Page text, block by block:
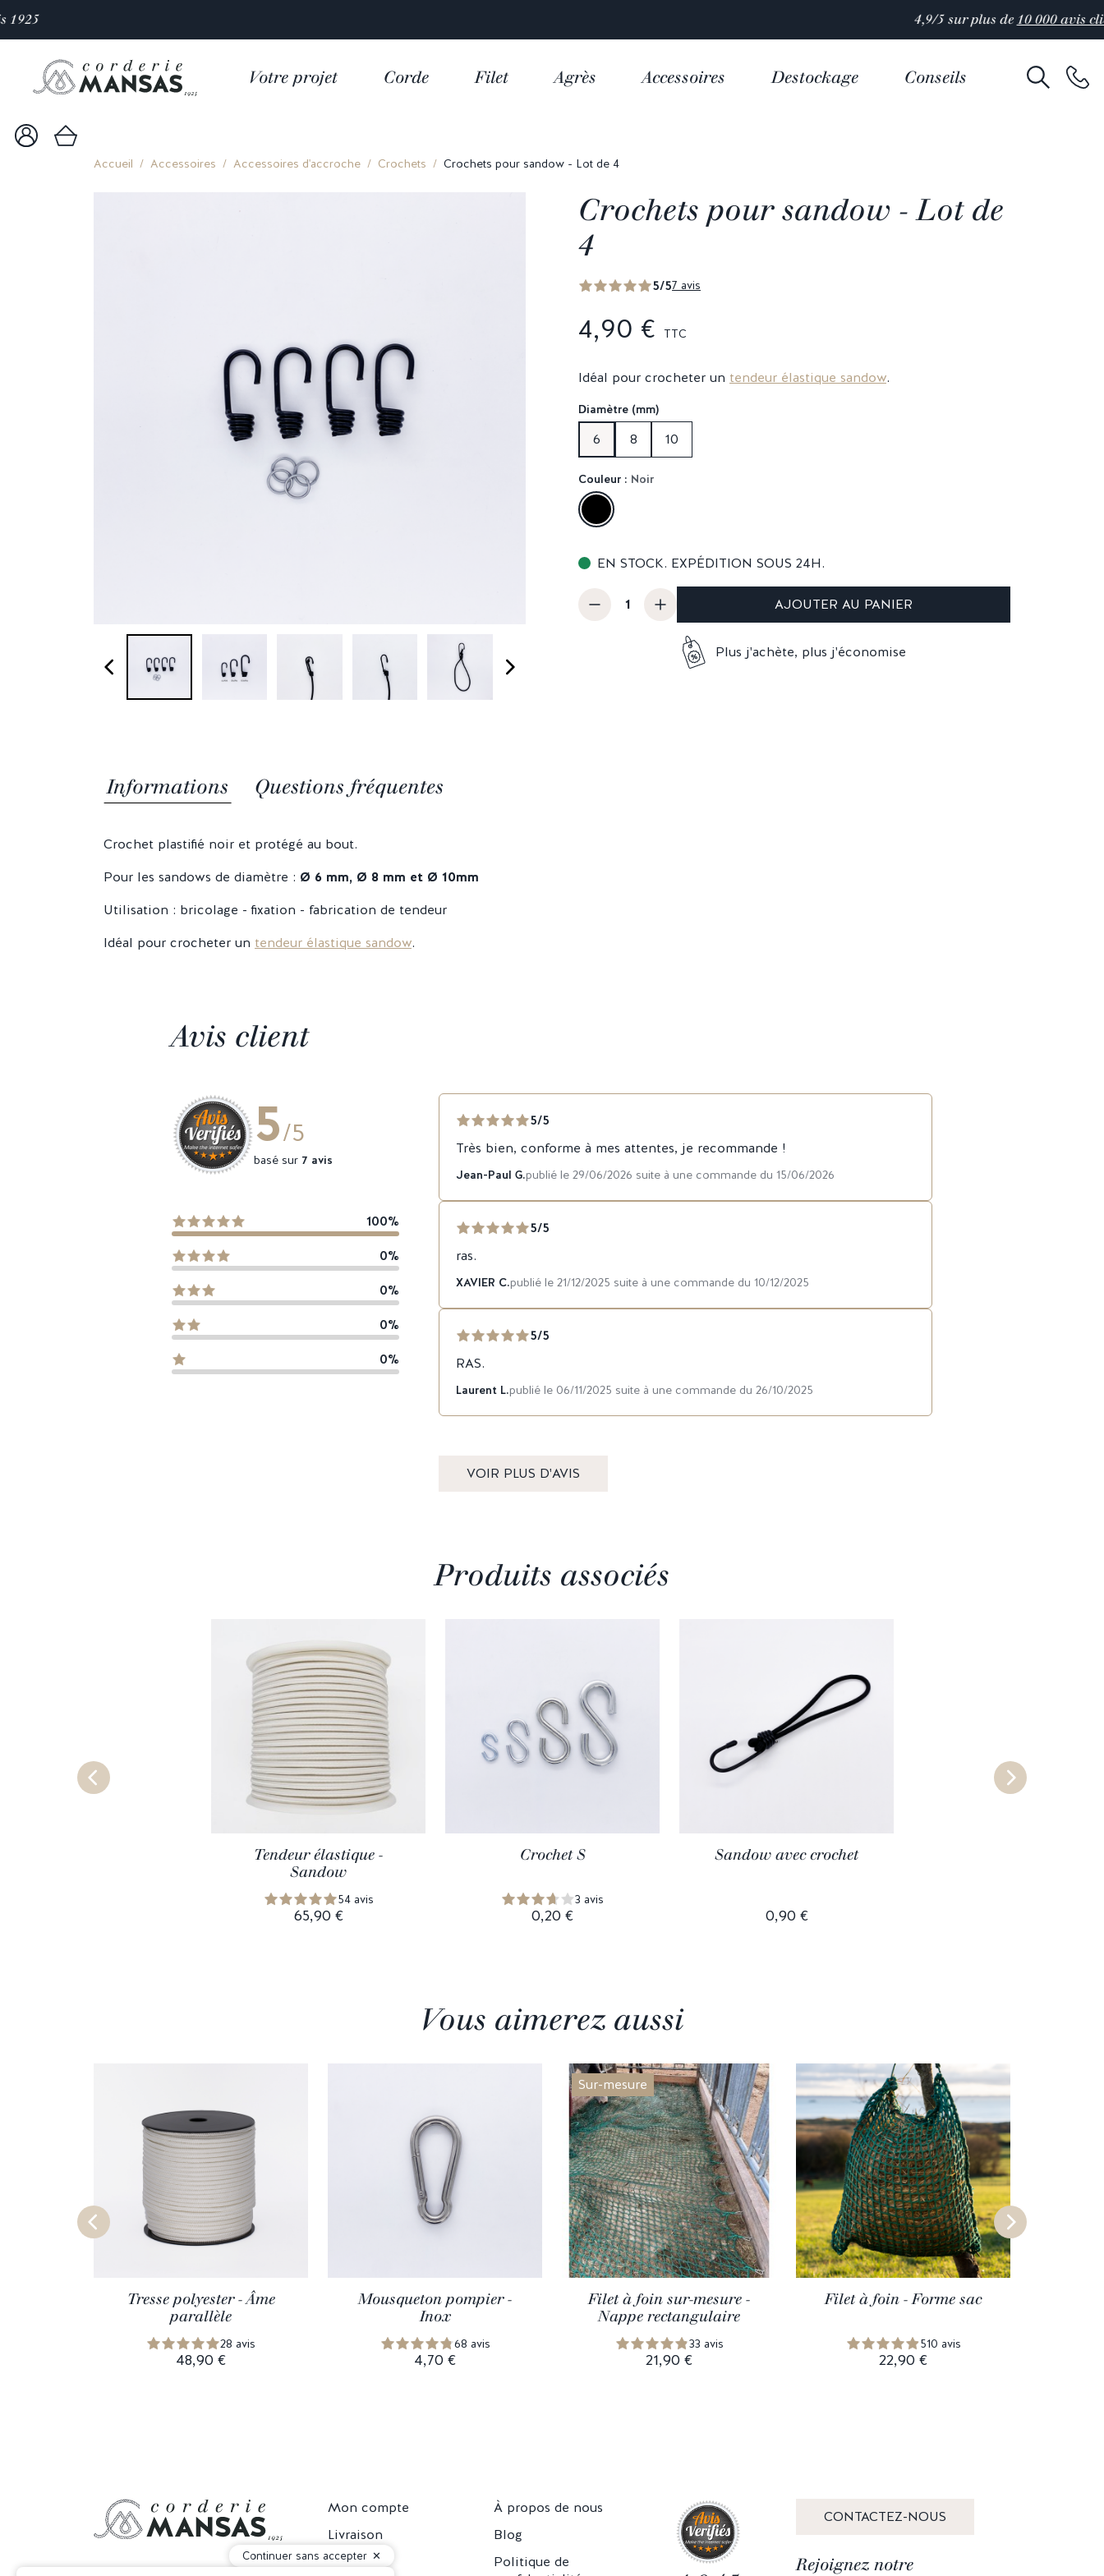
Votre projet Corde Filet Agrès Accessoires Destockage Conseils
Accueil Accessoires Accessoires d'accroche Crochets Crochets pour sandow - Lot de 4
Crochets pour sandow - Lot de
4
5/57 avis
4,90 € TTC
Idéal pour crocheter un tendeur élastique sandow.
Diamètre (mm)
6 8 10
Couleur : Noir
EN STOCK. EXPÉDITION SOUS 24H.
AJOUTER AU PANIER
Plus j'achète, plus j'économise
Informations Questions fréquentes
Crochet plastifié noir et protégé au bout.
Pour les sandows de diamètre : Ø 6 mm, Ø 8 mm et Ø 10mm
Utilisation : bricolage - fixation - fabrication de tendeur
Idéal pour crocheter un tendeur élastique sandow.
Avis client
5/5
basé sur 7 avis
100%
0%
0%
0%
0%
5/5
Très bien, conforme à mes attentes, je recommande !
Jean-Paul G.publié le 29/06/2026 suite à une commande du 15/06/2026
5/5
ras.
XAVIER C.publié le 21/12/2025 suite à une commande du 10/12/2025
5/5
RAS.
Laurent L.publié le 06/11/2025 suite à une commande du 26/10/2025
VOIR PLUS D'AVIS
Produits associés
Tendeur élastique -
Sandow
54 avis
65,90 €
Crochet S
3 avis
0,20 €
Sandow avec crochet
0,90 €
Vous aimerez aussi
Tresse polyester - Âme
parallèle
28 avis
48,90 €
Mousqueton pompier -
Inox
68 avis
4,70 €
Sur-mesure
Filet à foin sur-mesure -
Nappe rectangulaire
33 avis
21,90 €
Filet à foin - Forme sac
510 avis
22,90 €
Mon compte
Livraison
Retours
À propos de nous
Blog
Politique de
CONTACTEZ-NOUS
Rejoignez notre
Continuer sans accepter